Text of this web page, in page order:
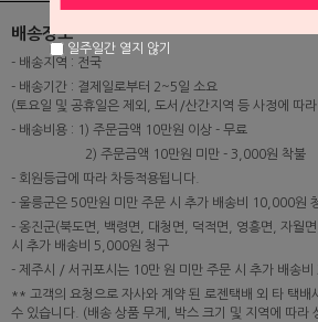
배송정보
- 배송지역 : 전국
- 배송기간 : 결제일로부터 2~5일 소요
(토요일 및 공휴일은 제외, 도서/산간지역 등 사정에 따
- 배송비용 : 1) 주문금액 10만원 이상 - 무료
2) 주문금액 10만원 미만 - 3,000원 착불
- 회원등급에 따라 차등적용됩니다.
- 울릉군은 50만원 미만 주문 시 추가 배송비 10,000원
- 옹진군(북도면, 백령면, 대청면, 덕적면, 영흥면, 자월
시 추가 배송비 5,000원 청구
- 제주시 / 서귀포시는 10만 원 미만 주문 시 추가 배송
** 고객의 요청으로 자사와 계약 된 로젠택배 외 타 택배
수 있습니다. (배송 상품 무게, 박스 크기 및 지역에 따라
일주일간 열지 않기